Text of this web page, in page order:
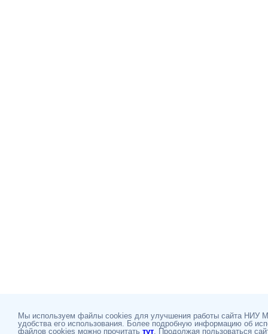
Мы используем файлы cookies для улучшения работы сайта НИУ
удобства его использования. Более подробную информацию об
файлов cookies можно прочитать тут. Продолжая пользоваться